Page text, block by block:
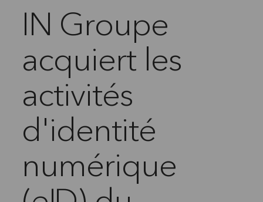
IN Groupe
acquiert les
activités
d'identité
numérique